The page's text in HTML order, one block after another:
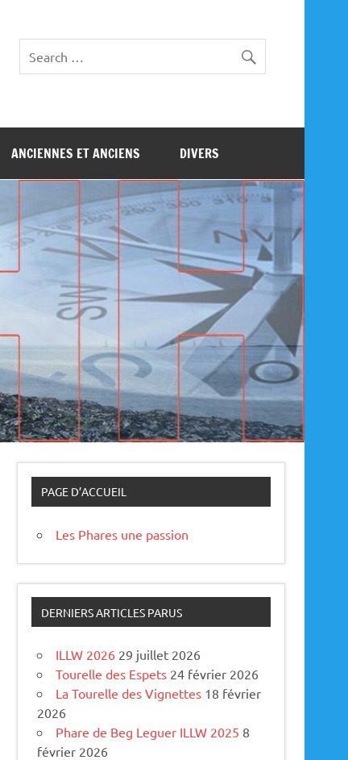
ANCIENNES ET ANCIENS DIVERS
PAGE D’ACCUEIL
Les Phares une passion
DERNIERS ARTICLES PARUS
ILLW 2026 29 juillet 2026
Tourelle des Espets 24 février 2026
La Tourelle des Vignettes 18 février
2026
Phare de Beg Leguer ILLW 2025 8
février 2026